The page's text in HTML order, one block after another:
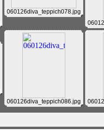
060126diva_teppich078.jpg
060126diva_teppich086.jpg